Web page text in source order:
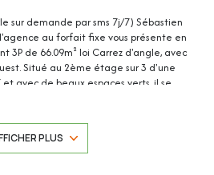
sur demande par sms 7j/7) Sébastien
au forfait fixe vous présente en
3P de 66.09m² loi Carrez d'angle, avec
Situé au 2ème étage sur 3 d'une
avec de beaux espaces verts, il se
encore du port.
PLUS